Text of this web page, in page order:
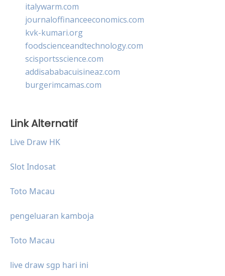
italywarm.com
journaloffinanceeconomics.com
kvk-kumari.org
foodscienceandtechnology.com
scisportsscience.com
addisababacuisineaz.com
burgerimcamas.com
Link Alternatif
Live Draw HK
Slot Indosat
Toto Macau
pengeluaran kamboja
Toto Macau
live draw sgp hari ini